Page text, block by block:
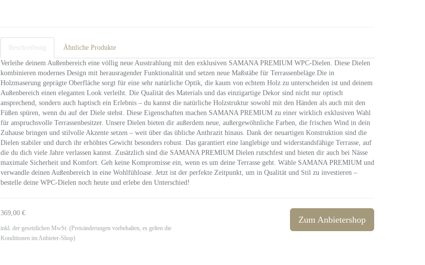
Beschreibung Ähnliche Produkte
Verleihe deinem Außenbereich eine völlig neue Ausstrahlung mit den exklusiven SAMANA PREMIUM WPC-Dielen. Diese Dielen
kombinieren modernes Design mit herausragender Funktionalität und setzen neue Maßstäbe für Terrassenbeläge.Die in
Holzmaserung geprägte Oberfläche sorgt für eine sehr natürliche Optik, die kaum von echtem Holz zu unterscheiden ist und deinem
Außenbereich einen eleganten Look verleiht. Die Qualität des Materials und das einzigartige Dekor sind nicht nur optisch
ansprechend, sondern auch haptisch ein Erlebnis – du kannst die natürliche Holzstruktur sowohl mit den Händen als auch mit den
Füßen spüren, wenn du auf der Diele stehst. Diese Eigenschaften machen SAMANA PREMIUM zu einer wirklich exklusiven Wahl
für anspruchsvolle Terrassenbesitzer. Unsere Dielen bieten dir außerdem neue, außergewöhnliche Farben, die frischen Wind in dein
Zuhause bringen und stilvolle Akzente setzen – weit über das übliche Anthrazit hinaus. Dank der neuartigen Konstruktion sind die
Dielen stabiler und durch ihr erhöhtes Gewicht besonders robust. Das garantiert eine langlebige und widerstandsfähige Terrasse, auf
die du dich viele Jahre verlassen kannst. Zusätzlich sind die SAMANA PREMIUM Dielen rutschfest und bieten dir auch bei Nässe
maximale Sicherheit und Komfort. Geh keine Kompromisse ein, wenn es um deine Terrasse geht. Wähle SAMANA PREMIUM und
verwandle deinen Außenbereich in eine Wohlfühloase. Jetzt ist der perfekte Zeitpunkt, um in Qualität und Stil zu investieren –
bestelle deine WPC-Dielen noch heute und erlebe den Unterschied!
369,00 €
inkl. der gesetzlichen MwSt. (Preisänderungen vorbehalten, es gelten die
Konditionen im Anbieter-Shop)
Zum Anbietershop